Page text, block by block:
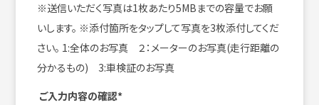
※送信いただく写真は1枚あたり5MBまでの容量でお願
いします。 ※添付箇所をタップして写真を3枚添付してくだ
さい。 1:全体のお写真 ２：メーターのお写真(走行距離の
分かるもの) 3:車検証のお写真
ご入力内容の確認*